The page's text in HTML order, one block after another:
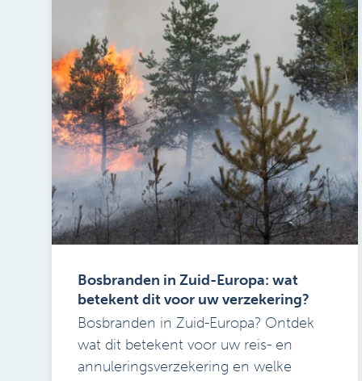
Bosbranden in Zuid-Europa: wat
betekent dit voor uw verzekering?
Bosbranden in Zuid-Europa? Ontdek
wat dit betekent voor uw reis- en
annuleringsverzekering en welke